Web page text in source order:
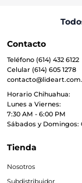
Contacto
Teléfono (614) 432 6122
Celular (614) 605 1278
Horario Chihuahua:
Lunes a Viernes:
7:30 AM - 6:00 PM
Sábados y Domingos:
Tienda
Nosotros
Subdistribuidor